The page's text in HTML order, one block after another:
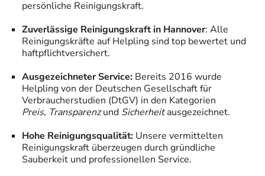
persönliche Reinigungskraft.
Zuverlässige Reinigungskraft in Hannover: Alle
Reinigungskräfte auf Helpling sind top bewertet und
haftpflichtversichert.
Ausgezeichneter Service: Bereits 2016 wurde
Helpling von der Deutschen Gesellschaft für
Verbraucherstudien (DtGV) in den Kategorien
Preis, Transparenzund Sicherheitausgezeichnet.
Hohe Reinigungsqualität: Unsere vermittelten
Reinigungskraft überzeugen durch gründliche
Sauberkeit und professionellen Service.